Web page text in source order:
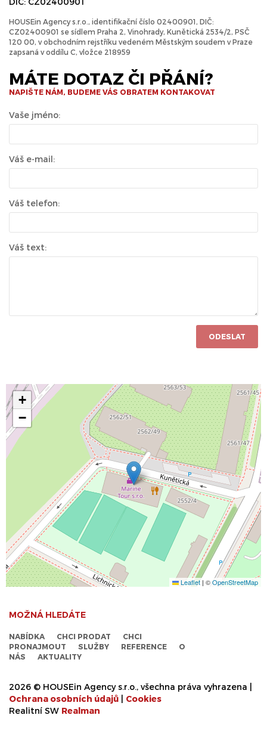
HOUSEin Agency s.r.o., identifikační číslo 02400901, DIČ:
CZ02400901 se sídlem Praha 2, Vinohrady, Kunětická 2534/2, PSČ
120 00, v obchodním rejstříku vedeném Městským soudem v Praze
zapsaná v oddílu C, vložce 218959
MÁTE DOTAZ ČI PŘÁNÍ?
NAPIŠTE NÁM, BUDEME VÁS OBRATEM KONTAKOVAT
Vaše jméno:
Váš e-mail:
Váš telefon:
Váš text:
ODESLAT
+
−
Leaflet | ©OpenStreetMap
MOŽNÁ HLEDÁTE
NABÍDKA CHCI PRODAT
CHCI
PRONAJMOUT
SLUŽBY REFERENCE
O
NÁS
AKTUALITY
2026 © HOUSEin Agency s.r.o., všechna práva vyhrazena |
Ochrana osobních údajů
Cookies
Realitní SW Realman